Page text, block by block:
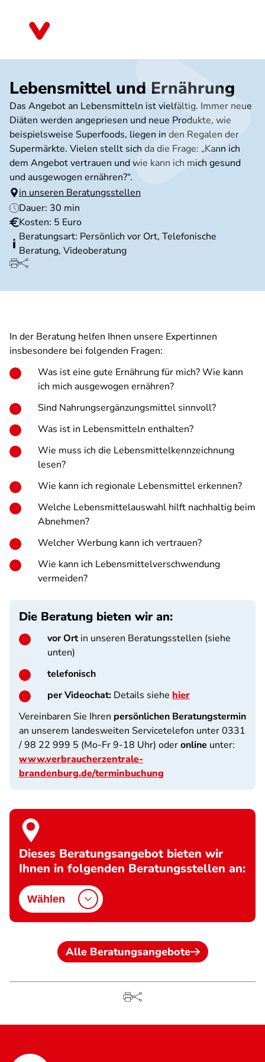
Lebensmittel und Ernährung
Das Angebot an Lebensmitteln ist vielfältig. Immer neue
Diäten werden angepriesen und neue Produkte, wie
beispielsweise Superfoods, liegen in den Regalen der
Supermärkte. Vielen stellt sich da die Frage: „Kann ich
dem Angebot vertrauen und wie kann ich mich gesund
und ausgewogen ernähren?“.
in unseren Beratungsstellen
Dauer: 30 min
Kosten: 5 Euro
Beratungsart: Persönlich vor Ort, Telefonische
Beratung, Videoberatung
In der Beratung helfen Ihnen unsere Expertinnen
insbesondere bei folgenden Fragen:
Was ist eine gute Ernährung für mich? Wie kann
ich mich ausgewogen ernähren?
Sind Nahrungsergänzungsmittel sinnvoll?
Was ist in Lebensmitteln enthalten?
Wie muss ich die Lebensmittelkennzeichnung
lesen?
Wie kann ich regionale Lebensmittel erkennen?
Welche Lebensmittelauswahl hilft nachhaltig beim
Abnehmen?
Welcher Werbung kann ich vertrauen?
Wie kann ich Lebensmittelverschwendung
vermeiden?
Die Beratung bieten wir an:
vor Ortin unseren Beratungsstellen (siehe
unten)
telefonisch
per Videochat: Details siehe hier
Vereinbaren Sie Ihren persönlichen Beratungstermin
an unserem landesweiten Servicetelefon unter 0331
/ 98 22 999 5 (Mo-Fr 9-18 Uhr) oderonline unter:
www.verbraucherzentrale-
brandenburg.de/terminbuchung
Dieses Beratungsangebot bieten wir
Ihnen in folgenden Beratungsstellen an:
Wählen
Alle Beratungsangebote